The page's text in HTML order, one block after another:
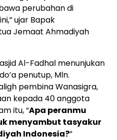
perubahan di
ujar Bapak
Jemaat Ahmadiyah
Al-Fadhal menunjukan
penutup, Mln.
pembina Wanasigra,
kepada 40 anggota
itu, “Apa peranmu
menyambut tasyakur
Indonesia?”